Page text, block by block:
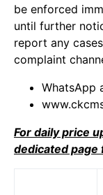
be enforced
until further
report any
complaint
WhatsApp
For daily price
dedicated page